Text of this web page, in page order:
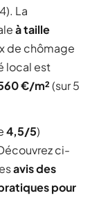
La
à taille
de chômage
local est
€/m²(sur 5
4,5/5)
ci-
avis des
pour